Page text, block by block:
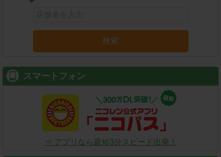
検索
スマートフォン
⇒ アプリなら最短3分スピード出発！